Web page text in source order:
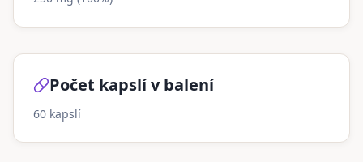
Počet kapslí v balení
60 kapslí